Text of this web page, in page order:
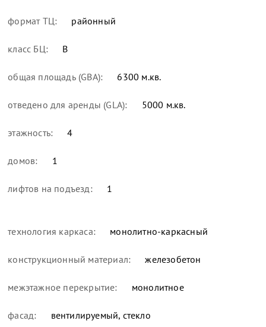
формат ТЦ: районный
класс БЦ: В
общая площадь (GBA): 6300 м.кв.
отведено для аренды (GLA): 5000 м.кв.
этажность: 4
домов: 1
лифтов на подъезд: 1
технология каркаса: монолитно-каркасный
конструкционный материал: железобетон
межэтажное перекрытие: монолитное
фасад: вентилируемый, стекло